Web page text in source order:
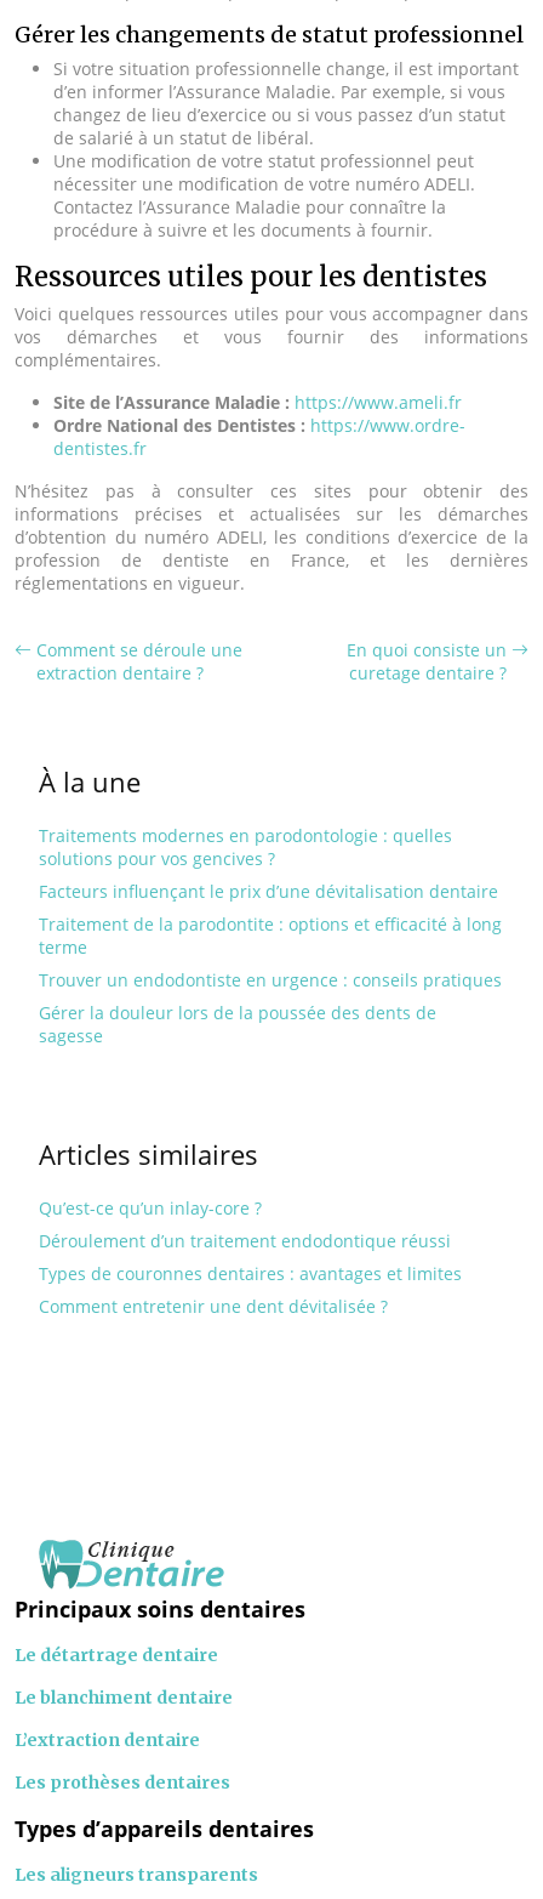
Gérer les changements de statut professionnel
Si votre situation professionnelle change, il est important
d’en informer l’Assurance Maladie. Par exemple, si vous
changez de lieu d’exercice ou si vous passez d’un statut
de salarié à un statut de libéral.
Une modification de votre statut professionnel peut
nécessiter une modification de votre numéro ADELI.
Contactez l’Assurance Maladie pour connaître la
procédure à suivre et les documents à fournir.
Ressources utiles pour les dentistes
Voici quelques ressources utiles pour vous accompagner dans
vos démarches et vous fournir des informations
complémentaires.
Site de l’Assurance Maladie : https://www.ameli.fr
Ordre National des Dentistes : https://www.ordre-
dentistes.fr
N’hésitez pas à consulter ces sites pour obtenir des
informations précises et actualisées sur les démarches
d’obtention du numéro ADELI, les conditions d’exercice de la
profession de dentiste en France, et les dernières
réglementations en vigueur.
Comment se déroule une
extraction dentaire ?
En quoi consiste un
curetage dentaire ?
À la une
Traitements modernes en parodontologie : quelles
solutions pour vos gencives ?
Facteurs influençant le prix d’une dévitalisation dentaire
Traitement de la parodontite : options et efficacité à long
terme
Trouver un endodontiste en urgence : conseils pratiques
Gérer la douleur lors de la poussée des dents de
sagesse
Articles similaires
Qu’est-ce qu’un inlay-core ?
Déroulement d’un traitement endodontique réussi
Types de couronnes dentaires : avantages et limites
Comment entretenir une dent dévitalisée ?
Principaux soins dentaires
Le détartrage dentaire
Le blanchiment dentaire
L’extraction dentaire
Les prothèses dentaires
Types d’appareils dentaires
Les aligneurs transparents